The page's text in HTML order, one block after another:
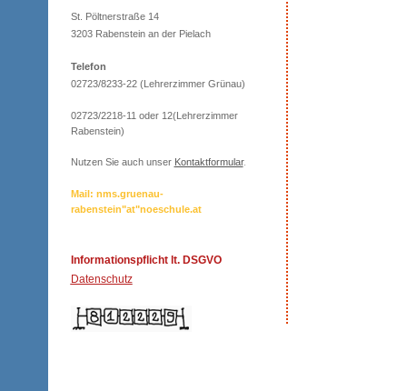
St. Pöltnerstraße 14
3203 Rabenstein an der Pielach
Telefon
02723/8233-22 (Lehrerzimmer Grünau)
02723/2218-11 oder 12(Lehrerzimmer
Rabenstein)
Nutzen Sie auch unser Kontaktformular.
Mail: nms.gruenau-
rabenstein"at"noeschule.at
Informationspflicht lt. DSGVO
Datenschutz